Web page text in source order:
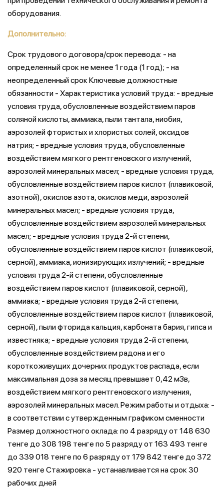
оборудования.
Дополнительно:
Срок трудового договора/срок перевода: - на
определенный срок не менее 1 года (1 год); - на
неопределенный срок Ключевые должностные
обязанности - Характеристика условий труда: - вредные
условия труда, обусловленные воздействием паров
соляной кислоты, аммиака, пыли тантала, ниобия,
аэрозолей фтористых и хлористых солей, оксидов
натрия; - вредные условия труда, обусловленные
воздействием мягкого рентгеновского излучений,
аэрозолей минеральных масел; - вредные условия труда,
обусловленные воздействием паров кислот (плавиковой,
азотной), окислов азота, окислов меди, аэрозолей
минеральных масел; - вредные условия труда,
обусловленные воздействием аэрозолей минеральных
масел; - вредные условия труда 2-й степени,
обусловленные воздействием паров кислот (плавиковой,
серной), аммиака, ионизирующих излучений; - вредные
условия труда 2-й степени, обусловленные
воздействием паров кислот (плавиковой, серной),
аммиака; - вредные условия труда 2-й степени,
обусловленные воздействием паров кислот (плавиковой,
серной), пыли фторида кальция, карбоната бария, гипса и
известняка; - вредные условия труда 2-й степени,
обусловленные воздействием радона и его
короткоживущих дочерних продуктов распада, если
максимальная доза за месяц превышает 0,42 мЗв,
воздействием мягкого рентгеновского излучения,
аэрозолей минеральных масел. Режим работы и отдыха: -
в соответствии с утвержденным графиком сменности
Размер должностного оклада: по 4 разряду от 148 630
тенге до 308 198 тенге по 5 разряду от 163 493 тенге
до 339 018 тенге по 6 разряду от 179 842 тенге до 372
920 тенге Стажировка - устанавливается на срок 30
рабочих дней